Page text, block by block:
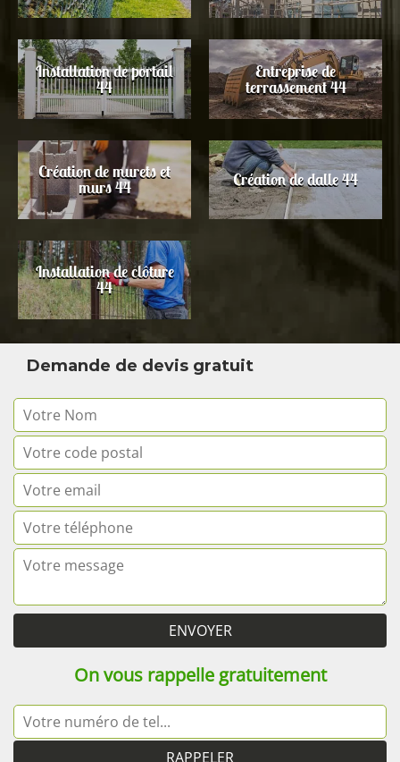
Installation de portail
44
Entreprise de
terrassement 44
Création de murets et
murs 44 Création de dalle 44
Installation de clôture
44
Demande de devis gratuit
On vous rappelle gratuitement